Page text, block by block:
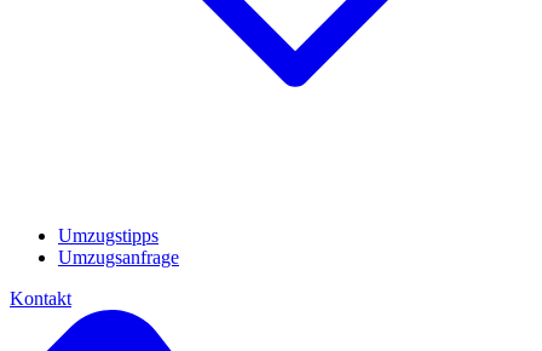
Umzugstipps
Umzugsanfrage
Kontakt